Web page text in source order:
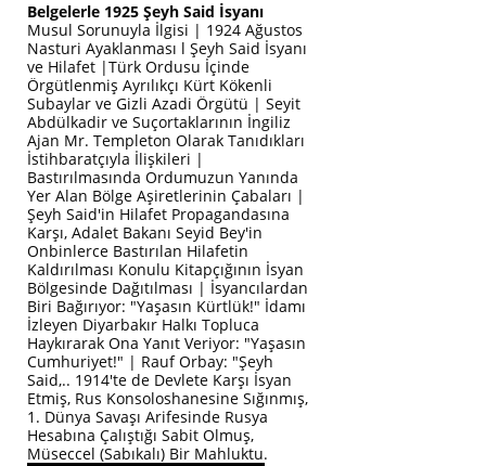
Belgelerle 1925 Şeyh Said İsyanı
Musul Sorunuyla İlgisi | 1924 Ağustos
Nasturi Ayaklanması l Şeyh Said İsyanı
ve Hilafet |Türk Ordusu İçinde
Örgütlenmiş Ayrılıkçı Kürt Kökenli
Subaylar ve Gizli Azadi Örgütü | Seyit
Abdülkadir ve Suçortaklarının İngiliz
Ajan Mr. Templeton Olarak Tanıdıkları
İstihbaratçıyla İlişkileri |
Bastırılmasında Ordumuzun Yanında
Yer Alan Bölge Aşiretlerinin Çabaları |
Şeyh Said'in Hilafet Propagandasına
Karşı, Adalet Bakanı Seyid Bey'in
Onbinlerce Bastırılan Hilafetin
Kaldırılması Konulu Kitapçığının İsyan
Bölgesinde Dağıtılması | İsyancılardan
Biri Bağırıyor: "Yaşasın Kürtlük!" İdamı
İzleyen Diyarbakır Halkı Topluca
Haykırarak Ona Yanıt Veriyor: "Yaşasın
Cumhuriyet!" | Rauf Orbay: "Şeyh
Said,.. 1914'te de Devlete Karşı İsyan
Etmiş, Rus Konsoloshanesine Sığınmış,
1. Dünya Savaşı Arifesinde Rusya
Hesabına Çalıştığı Sabit Olmuş,
Müseccel (Sabıkalı) Bir Mahluktu.